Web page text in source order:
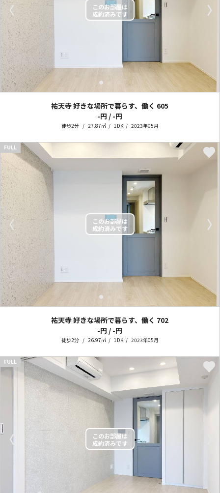
〈 〉
祐天寺 好きな場所で暮らす、働く 605
-円 / -円
徒歩2分 27.87㎡ 1DK 2023年05月
〈 〉
FULL
祐天寺 好きな場所で暮らす、働く 702
-円 / -円
徒歩2分 26.97㎡ 1DK 2023年05月
〈
FULL